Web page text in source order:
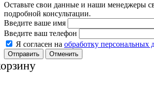
Оставьте свои данные и наши менеджеры
подробной консультации.
Введите ваше имя
Введите ваш телефон
Я согласен на обработку персональных
Отменить